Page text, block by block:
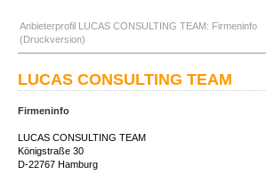
Anbieterprofil LUCAS CONSULTING TEAM: Firmeninfo
(Druckversion)
LUCAS CONSULTING TEAM
Firmeninfo
LUCAS CONSULTING TEAM
Königstraße 30
D-22767 Hamburg